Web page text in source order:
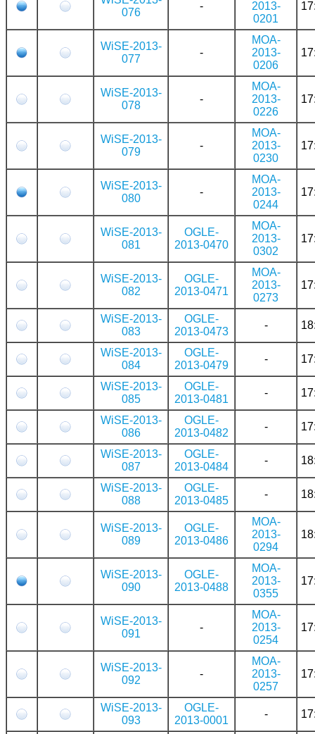
076
-
2013-
0201
WiSE-2013-
077
-
MOA-
2013-
0206
WiSE-2013-
078
-
MOA-
2013-
0226
WiSE-2013-
079
-
MOA-
2013-
0230
WiSE-2013-
080
-
MOA-
2013-
0244
WiSE-2013-
081
OGLE-
2013-0470
MOA-
2013-
0302
WiSE-2013-
082
OGLE-
2013-0471
MOA-
2013-
0273
WiSE-2013-
083
OGLE-
2013-0473
-
WiSE-2013-
084
OGLE-
2013-0479
-
WiSE-2013-
085
OGLE-
2013-0481
-
WiSE-2013-
086
OGLE-
2013-0482
-
WiSE-2013-
087
OGLE-
2013-0484
-
WiSE-2013-
088
OGLE-
2013-0485
-
WiSE-2013-
089
OGLE-
2013-0486
MOA-
2013-
0294
WiSE-2013-
090
OGLE-
2013-0488
MOA-
2013-
0355
WiSE-2013-
091
-
MOA-
2013-
0254
WiSE-2013-
092
-
MOA-
2013-
0257
WiSE-2013-
093
OGLE-
2013-0001
-